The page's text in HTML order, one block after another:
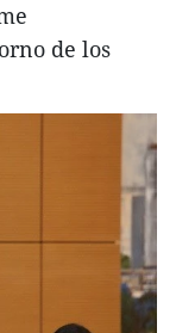
de los